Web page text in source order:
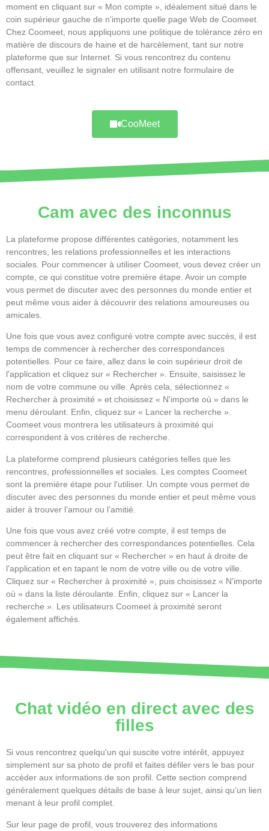
moment en cliquant sur « Mon compte », idéalement situé dans le
coin supérieur gauche de n'importe quelle page Web de Coomeet.
Chez Coomeet, nous appliquons une politique de tolérance zéro en
matière de discours de haine et de harcèlement, tant sur notre
plateforme que sur Internet. Si vous rencontrez du contenu
offensant, veuillez le signaler en utilisant notre formulaire de
contact.
CooMeet
Cam avec des inconnus
La plateforme propose différentes catégories, notamment les
rencontres, les relations professionnelles et les interactions
sociales. Pour commencer à utiliser Coomeet, vous devez créer un
compte, ce qui constitue votre première étape. Avoir un compte
vous permet de discuter avec des personnes du monde entier et
peut même vous aider à découvrir des relations amoureuses ou
amicales.
Une fois que vous avez configuré votre compte avec succès, il est
temps de commencer à rechercher des correspondances
potentielles. Pour ce faire, allez dans le coin supérieur droit de
l'application et cliquez sur « Rechercher ». Ensuite, saisissez le
nom de votre commune ou ville. Après cela, sélectionnez «
Rechercher à proximité » et choisissez « N'importe où » dans le
menu déroulant. Enfin, cliquez sur « Lancer la recherche ».
Coomeet vous montrera les utilisateurs à proximité qui
correspondent à vos critères de recherche.
La plateforme comprend plusieurs catégories telles que les
rencontres, professionnelles et sociales. Les comptes Coomeet
sont la première étape pour l'utiliser. Un compte vous permet de
discuter avec des personnes du monde entier et peut même vous
aider à trouver l’amour ou l’amitié.
Une fois que vous avez créé votre compte, il est temps de
commencer à rechercher des correspondances potentielles. Cela
peut être fait en cliquant sur « Rechercher » en haut à droite de
l'application et en tapant le nom de votre ville ou de votre ville.
Cliquez sur « Rechercher à proximité », puis choisissez « N'importe
où » dans la liste déroulante. Enfin, cliquez sur « Lancer la
recherche ». Les utilisateurs Coomeet à proximité seront
également affichés.
Chat vidéo en direct avec des
filles
Si vous rencontrez quelqu'un qui suscite votre intérêt, appuyez
simplement sur sa photo de profil et faites défiler vers le bas pour
accéder aux informations de son profil. Cette section comprend
généralement quelques détails de base à leur sujet, ainsi qu’un lien
menant à leur profil complet.
Sur leur page de profil, vous trouverez des informations